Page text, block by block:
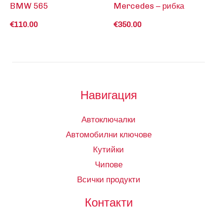
BMW 565
€110.00
Mercedes – рибка
€350.00
Навигация
Автоключалки
Автомобилни ключове
Кутийки
Чипове
Всички продукти
Контакти